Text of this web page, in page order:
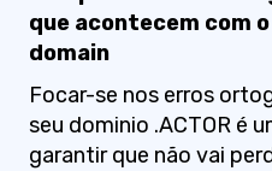
que acontecem com
domain
Focar-se nos erros
seu dominio .ACTOR é
garantir que não vai